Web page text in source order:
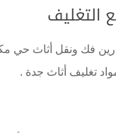
فك ونقل أثاث
تغليف أثاث جدة .